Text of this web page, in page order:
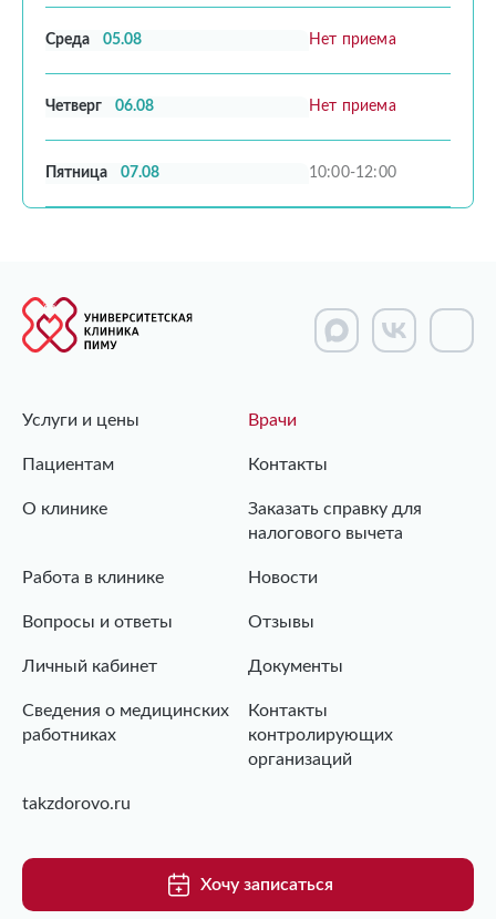
Среда 05.08 Нет приема
Четверг 06.08 Нет приема
Пятница 07.08 10:00-12:00
Услуги и цены Врачи
Пациентам Контакты
О клинике
Заказать справку для
налогового вычета
Работа в клинике Новости
Вопросы и ответы Отзывы
Личный кабинет Документы
Сведения о медицинских
работниках
Контакты
контролирующих
организаций
takzdorovo.ru
Хочу записаться